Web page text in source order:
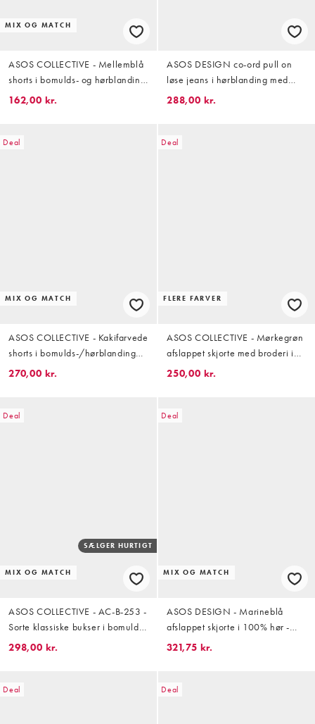
MIX OG MATCH
ASOS COLLECTIVE - Mellemblå
shorts i bomulds- og hørblanding
- Del af sæt
162,00 kr.
ASOS DESIGN co-ord pull on
løse jeans i hørblanding med
mellemvask blå
288,00 kr.
Deal
MIX OG MATCH
ASOS COLLECTIVE - Kakifarvede
shorts i bomulds-/hørblanding
med broderinger - Del af sæt
270,00 kr.
Deal
FLERE FARVER
ASOS COLLECTIVE - Mørkegrøn
afslappet skjorte med broderi i
bomulds- og hørblanding
250,00 kr.
Deal
MIX OG MATCH
SÆLGER HURTIGT
ASOS COLLECTIVE - AC-B-253 -
Sorte klassiske bukser i bomulds-
og hørblanding med lige ben -
298,00 kr.
Deal
MIX OG MATCH
ASOS DESIGN - Marineblå
afslappet skjorte i 100% hør -
Del af sæt
321,75 kr.
Deal Deal